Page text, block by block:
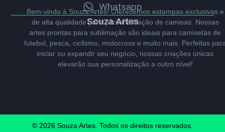
Souza Artes
Bem-vindo à Souza Artes! Oferecemos estampas exclusivas e
de alta qualidade para personalização de camisas. Nossas
artes prontas para sublimação são ideais para camisetas de
futebol, pesca, ciclismo, motocross e muito mais. Perfeitas
iniciar ou expandir seu negócio, nossas criações únicas
elevarão sua personalização a outro nível!
Whatsapp
© 2026 Souza Artes. Todos os direitos reservados.